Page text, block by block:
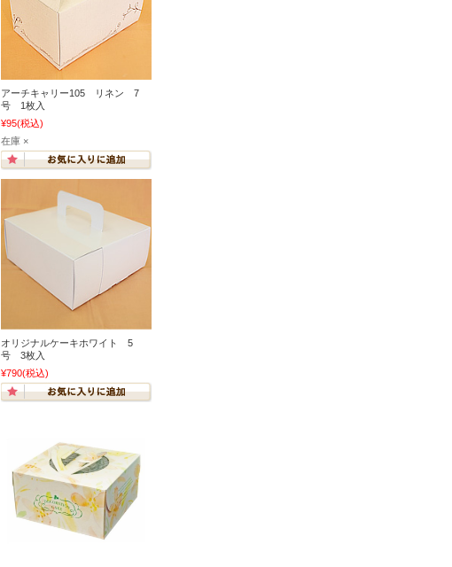
アーチキャリー105 リネン 7
号 1枚入
¥95(税込)
在庫 ×
オリジナルケーキホワイト 5
号 3枚入
¥790(税込)